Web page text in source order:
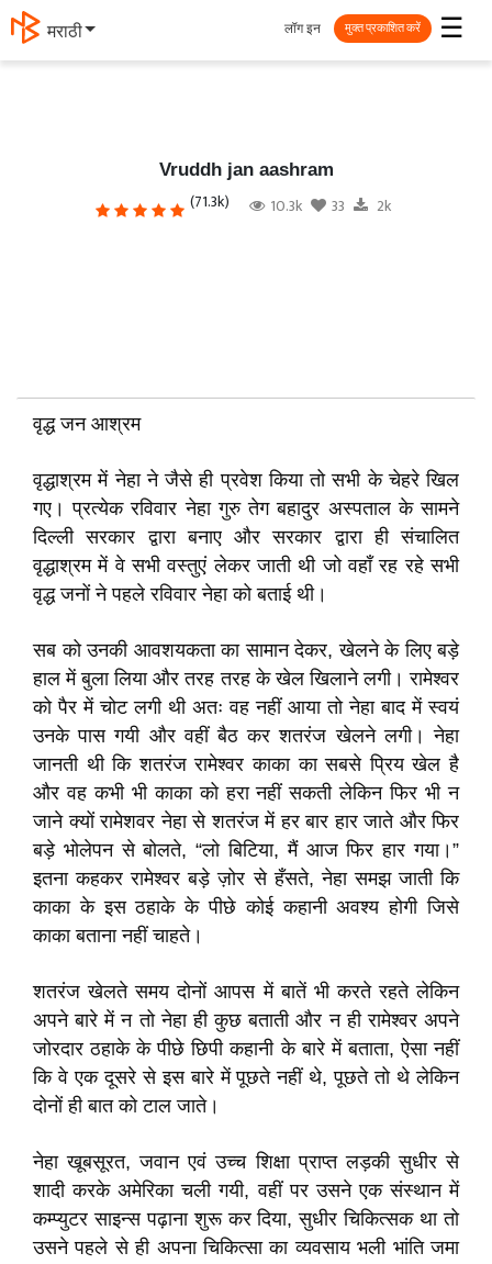
मराठी ☰
लॉग इन मुक्त प्रकाशित करें
Vruddh jan aashram
(71.3k) 10.3k 33 2k
वृद्ध जन आश्रम
वृद्धाश्रम में नेहा ने जैसे ही प्रवेश किया तो सभी के चेहरे खिल
गए। प्रत्येक रविवार नेहा गुरु तेग बहादुर अस्पताल के सामने
दिल्ली सरकार द्वारा बनाए और सरकार द्वारा ही संचालित
वृद्धाश्रम में वे सभी वस्तुएं लेकर जाती थी जो वहाँ रह रहे सभी
वृद्ध जनों ने पहले रविवार नेहा को बताई थी।
सब को उनकी आवशयकता का सामान देकर, खेलने के लिए बड़े
हाल में बुला लिया और तरह तरह के खेल खिलाने लगी। रामेश्वर
को पैर में चोट लगी थी अतः वह नहीं आया तो नेहा बाद में स्वयं
उनके पास गयी और वहीं बैठ कर शतरंज खेलने लगी। नेहा
जानती थी कि शतरंज रामेश्वर काका का सबसे प्रिय खेल है
और वह कभी भी काका को हरा नहीं सकती लेकिन फिर भी न
जाने क्यों रामेशवर नेहा से शतरंज में हर बार हार जाते और फिर
बड़े भोलेपन से बोलते, “लो बिटिया, मैं आज फिर हार गया।”
इतना कहकर रामेश्वर बड़े ज़ोर से हँसते, नेहा समझ जाती कि
काका के इस ठहाके के पीछे कोई कहानी अवश्य होगी जिसे
काका बताना नहीं चाहते।
शतरंज खेलते समय दोनों आपस में बातें भी करते रहते लेकिन
अपने बारे में न तो नेहा ही कुछ बताती और न ही रामेश्वर अपने
जोरदार ठहाके के पीछे छिपी कहानी के बारे में बताता, ऐसा नहीं
कि वे एक दूसरे से इस बारे में पूछते नहीं थे, पूछते तो थे लेकिन
दोनों ही बात को टाल जाते।
नेहा खूबसूरत, जवान एवं उच्च शिक्षा प्राप्त लड़की सुधीर से
शादी करके अमेरिका चली गयी, वहीं पर उसने एक संस्थान में
कम्प्युटर साइन्स पढ़ाना शुरू कर दिया, सुधीर चिकित्सक था तो
उसने पहले से ही अपना चिकित्सा का व्यवसाय भली भांति जमा